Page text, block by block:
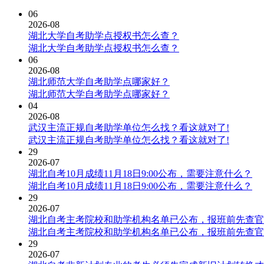
06
2026-08
湖北大学自考助学点授权书怎么查？
湖北大学自考助学点授权书怎么查？
06
2026-08
湖北师范大学自考助学点哪家好？
湖北师范大学自考助学点哪家好？
04
2026-08
武汉主流正规自考助学单位怎么找？看这就对了!
武汉主流正规自考助学单位怎么找？看这就对了!
29
2026-07
湖北自考10月成绩11月18日9:00公布，需要注意什么？
湖北自考10月成绩11月18日9:00公布，需要注意什么？
29
2026-07
湖北自考主考院校和助学机构名单已公布，报班前先查官
湖北自考主考院校和助学机构名单已公布，报班前先查官
29
2026-07